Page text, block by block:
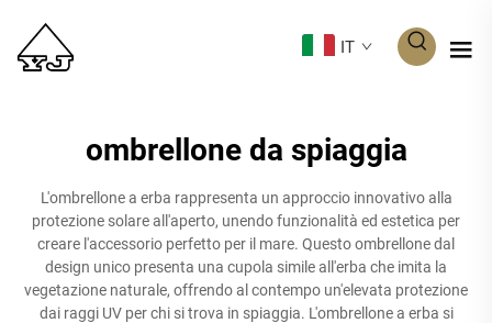
IT
ombrellone da spiaggia
L'ombrellone a erba rappresenta un approccio innovativo alla
protezione solare all'aperto, unendo funzionalità ed estetica per
creare l'accessorio perfetto per il mare. Questo ombrellone dal
design unico presenta una cupola simile all'erba che imita la
vegetazione naturale, offrendo al contempo un'elevata protezione
dai raggi UV per chi si trova in spiaggia. L'ombrellone a erba si